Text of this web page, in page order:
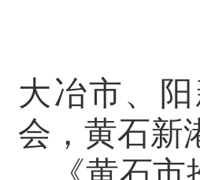
大冶市、
会， 黄石新